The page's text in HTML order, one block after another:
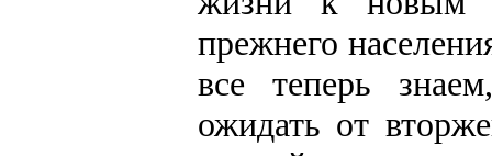
прежнего
все теперь
ожидать от